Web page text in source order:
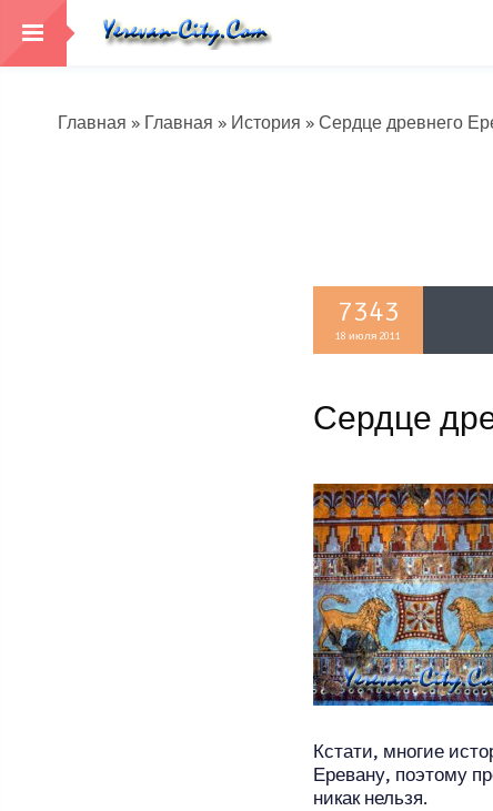
Главная » Главная » История » Сердце древнего
7343
18 июля 2011
Сердце
Кстати, многие
Еревану, поэтому
никак нельзя.